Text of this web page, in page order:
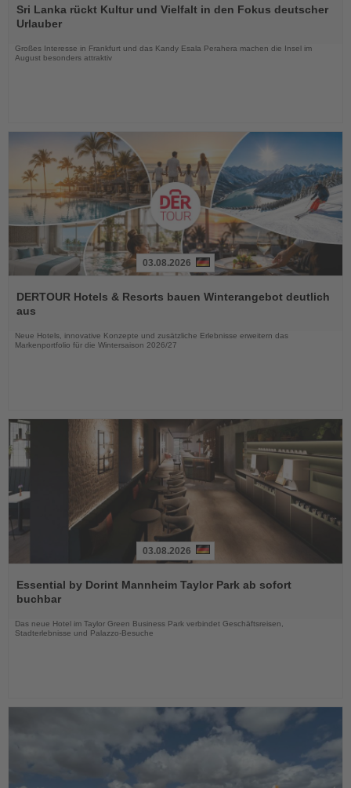
Sie
die
Sri Lanka rückt Kultur und Vielfalt in den Fokus deutscher
Urlauber
Großes Interesse in Frankfurt und das Kandy Esala Perahera machen die Insel im
August besonders attraktiv
Sie
die
03.08.2026
DERTOUR Hotels & Resorts bauen Winterangebot deutlich
aus
Neue Hotels, innovative Konzepte und zusätzliche Erlebnisse erweitern das
Markenportfolio für die Wintersaison 2026/27
Sie
die
03.08.2026
Essential by Dorint Mannheim Taylor Park ab sofort
buchbar
Das neue Hotel im Taylor Green Business Park verbindet Geschäftsreisen,
Stadterlebnisse und Palazzo-Besuche